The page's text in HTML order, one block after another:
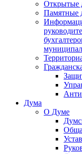
Открытые
Памятные
Дума
О Думе